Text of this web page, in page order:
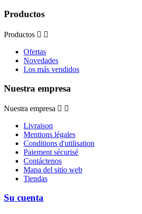
Productos
Productos  
Ofertas
Novedades
Los más vendidos
Nuestra empresa
Nuestra empresa  
Livraison
Mentions légales
Conditions d'utilisation
Paiement sécurisé
Contáctenos
Mapa del sitio web
Tiendas
Su cuenta